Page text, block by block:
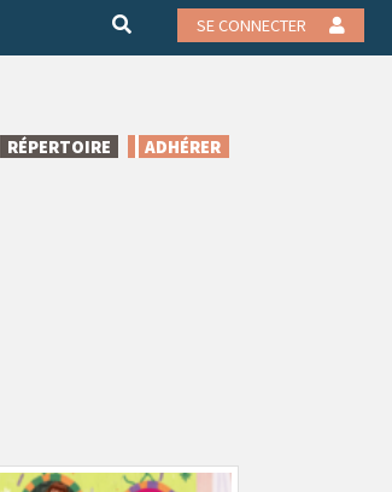
SE CONNECTER
RÉPERTOIRE ADHÉRER